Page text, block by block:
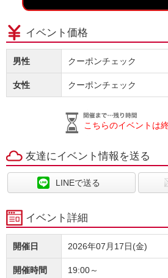
イベント価格
男性 クーポンチェック
女性 クーポンチェック
こちらのイベントは
友達にイベント情報を送る
LINEで送る
イベント詳細
開催日 2026年07月17日(金)
開催時間 19:00～